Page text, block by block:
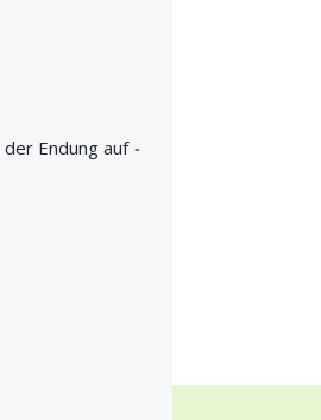
Endung auf -